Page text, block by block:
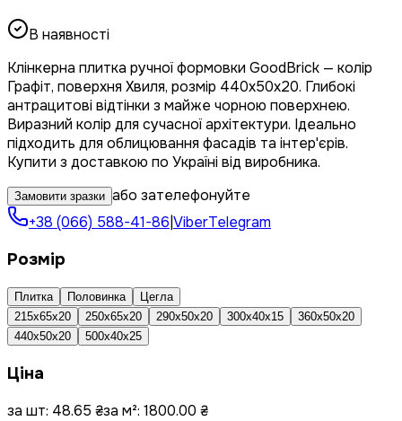
В наявності
Клінкерна плитка ручної формовки GoodBrick — колір
Графіт, поверхня Хвиля, розмір 440x50x20. Глибокі
антрацитові відтінки з майже чорною поверхнею.
Виразний колір для сучасної архітектури. Ідеально
підходить для облицювання фасадів та інтер'єрів.
Купити з доставкою по Україні від виробника.
Замовити зразки або зателефонуйте
+38 (066) 588-41-86 ViberTelegram
Розмір
Плитка Половинка
Цегла
215x65x20
250x65x20 290x50x20 300x40x15
360x50x20
440x50x20
500x40x25
Ціна
за шт: 48.65 ₴за м²: 1800.00 ₴